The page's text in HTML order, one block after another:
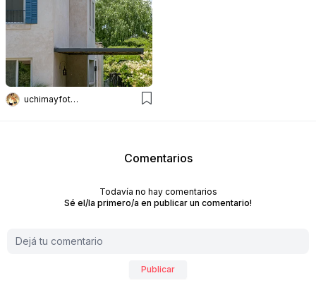
uchimayfotos
Comentarios
Todavía no hay comentarios
Sé el/la primero/a en publicar un comentario!
Publicar